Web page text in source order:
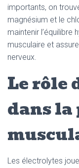
importants, on
magnésium et le
maintenir l’équilibre
musculaire et
nerveux.
Le rôle
dans
Les électrolytes